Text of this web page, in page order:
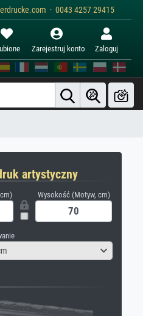
· 0043 4257 29415
Zarejestruj konto Zaloguj
artystyczny
Wysokość (Motyw, cm)